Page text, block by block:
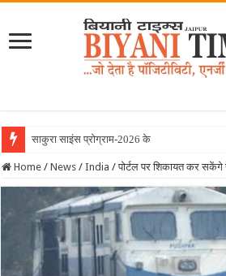
साकुरा साइंस प्रोग्राम-2026 के तहत जापान रवाना
Home / News / India / पोर्टल पर शिकायत कर सकेंगे